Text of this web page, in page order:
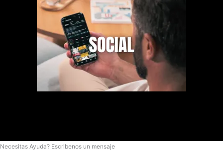
Necesitas Ayuda? Escribenos un mensaje